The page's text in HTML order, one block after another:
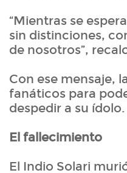
“Mientras se
sin distinciones,
de nosotros”,
Con ese mensaje,
fanáticos para
despedir a su ídolo.
El fallecimiento
El Indio Solari